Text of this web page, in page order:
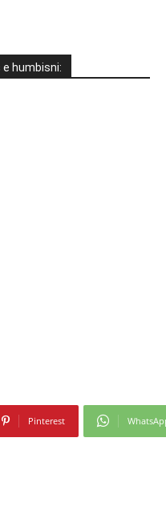
e humbisni:
Pinterest